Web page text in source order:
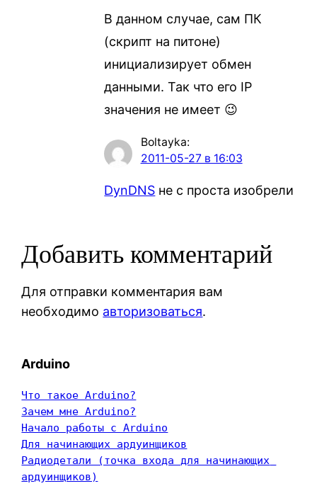
В данном случае, сам ПК
(скрипт на питоне)
инициализирует обмен
данными. Так что его IP
значения не имеет 😉
Boltayka:
2011-05-27 в 16:03
DynDNS не с проста изобрели
Добавить комментарий
Для отправки комментария вам
необходимо авторизоваться.
Arduino
Что такое Arduino?
Зачем мне Arduino?
Начало работы с Arduino
Для начинающих ардуинщиков
Радиодетали (точка входа для начинающих
ардуинщиков)